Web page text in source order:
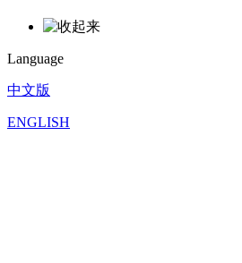
Language
中文版
ENGLISH